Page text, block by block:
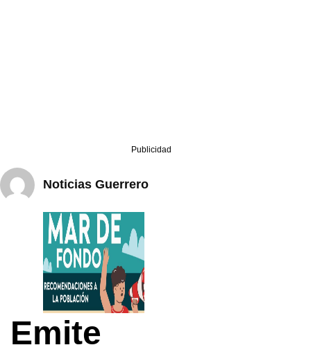
Publicidad
Noticias Guerrero
Emite